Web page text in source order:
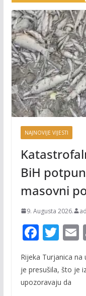
NAJNOVIJE VIJESTI
BiH
masovni
9. Augusta 2026.
F
e
b
T
itt
er
Rijeka Turjanica
je presušila, što je
upozoravaju da